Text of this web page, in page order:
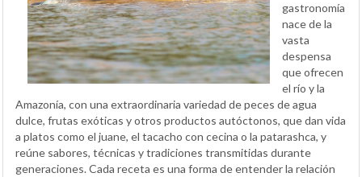
gastronomía
nace de la
vasta
despensa
que ofrecen
el río y la
Amazonía, con una extraordinaria variedad de peces de agua
dulce, frutas exóticas y otros productos autóctonos, que dan vida
a platos como el juane, el tacacho con cecina o la patarashca, y
reúne sabores, técnicas y tradiciones transmitidas durante
generaciones. Cada receta es una forma de entender la relación